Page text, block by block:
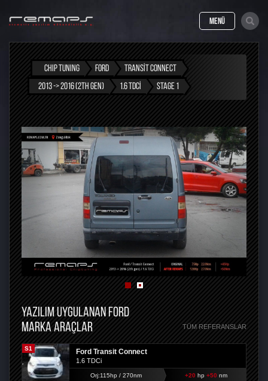
MENÜ
CHIP TUNING FORD
TRANSIT CONNECT
2013 -> 2016 (2TH GEN)
1.6 TDCI STAGE 1
YAZILIM UYGULANAN FORD
MARKA ARAÇLAR
TÜM REFERANSLAR
S1 Ford Transit Connect
1.6 TDCi
Orj:115hp / 270nm +20 hp +50 nm